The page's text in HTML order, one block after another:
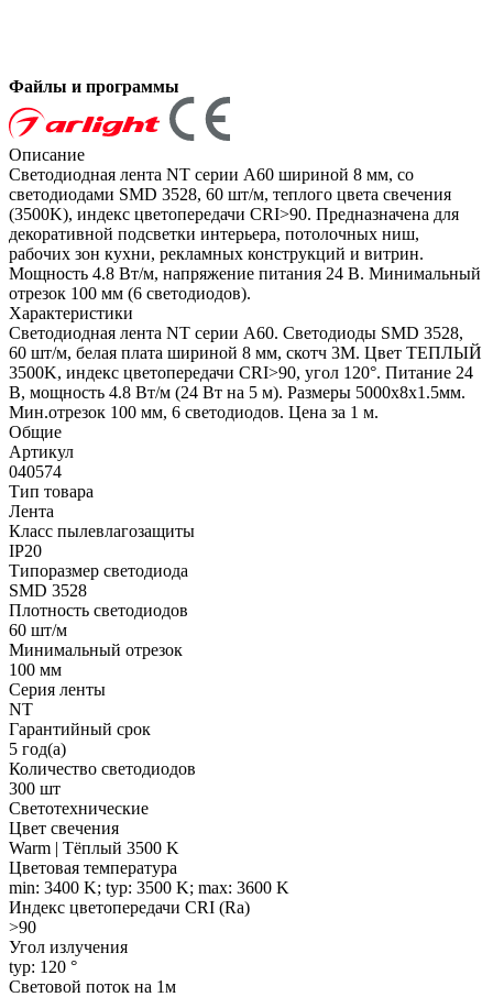
Файлы и программы
Описание
Светодиодная лента NT серии A60 шириной 8 мм, со
светодиодами SMD 3528, 60 шт/м, теплого цвета свечения
(3500K), индекс цветопередачи CRI>90. Предназначена для
декоративной подсветки интерьера, потолочных ниш,
рабочих зон кухни, рекламных конструкций и витрин.
Мощность 4.8 Вт/м, напряжение питания 24 В. Минимальный
отрезок 100 мм (6 светодиодов).
Характеристики
Светодиодная лента NT серии A60. Светодиоды SMD 3528,
60 шт/м, белая плата шириной 8 мм, скотч 3M. Цвет ТЕПЛЫЙ
3500K, индекс цветопередачи CRI>90, угол 120°. Питание 24
В, мощность 4.8 Вт/м (24 Вт на 5 м). Размеры 5000х8x1.5мм.
Мин.отрезок 100 мм, 6 светодиодов. Цена за 1 м.
Общие
Артикул
040574
Тип товара
Лента
Класс пылевлагозащиты
IP20
Типоразмер светодиода
SMD 3528
Плотность светодиодов
60 шт/м
Минимальный отрезок
100 мм
Серия ленты
NT
Гарантийный срок
5 год(а)
Количество светодиодов
300 шт
Светотехнические
Цвет свечения
Warm | Тёплый 3500 K
Цветовая температура
min: 3400 K; typ: 3500 K; max: 3600 K
Индекс цветопередачи CRI (Ra)
>90
Угол излучения
typ: 120 °
Световой поток на 1м